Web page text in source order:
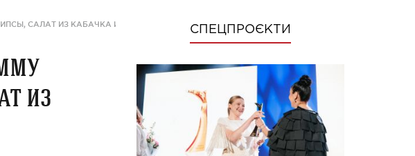
САЛАТ ИЗ КАБАЧКА И КОЛЛЕКТИВНАЯ "ПЛАНКА"
из
СПЕЦПРОЄКТИ